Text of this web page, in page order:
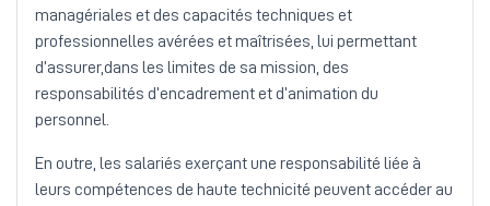
managériales et des capacités techniques et
professionnelles avérées et maîtrisées, lui permettant
d’assurer,dans les limites de sa mission, des
responsabilités d’encadrement et d’animation du
personnel.
En outre, les salariés exerçant une responsabilité liée à
leurs compétences de haute technicité peuvent accéder au